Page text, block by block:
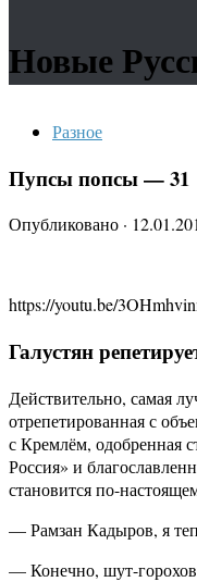
Новые
Разное
Пупсы попсы — 31
Опубликовано ·
https://youtu.be/
Галустян
Действительно, самая
отрепетированная с
с Кремлём, одобренная
Россия» и
становится по-
— Рамзан Кадыров, я
— Конечно, шут-